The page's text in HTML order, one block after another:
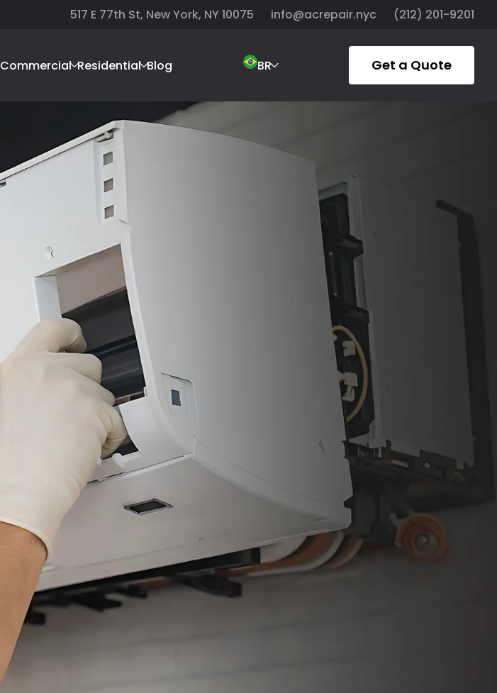
517 E 77th St, New York, NY 10075 info@acrepair.nyc (212) 201-9201
Commercial Residential Blog BR Get a Quote